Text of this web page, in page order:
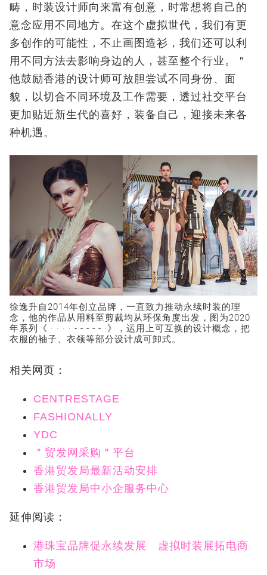
畴，时装设计师向来富有创意，时常想将自己的
意念应用不同地方。在这个虚拟世代，我们有更
多创作的可能性，不止画图造衫，我们还可以利
用不同方法去影响身边的人，甚至整个行业。＂
他鼓励香港的设计师可放胆尝试不同身份、面
貌，以切合不同环境及工作需要，透过社交平台
更加贴近新生代的喜好，装备自己，迎接未来各
种机遇。
徐逸升自2014年创立品牌，一直致力推动永续时装的理
念，他的作品从用料至剪裁均从环保角度出发，图为2020
年系列《 · · · · - - - - - ·》，运用上可互换的设计概念，把
衣服的袖子、衣领等部分设计成可卸式。
相关网页：
CENTRESTAGE
FASHIONALLY
YDC
＂贸发网采购＂平台
香港贸发局最新活动安排
香港贸发局中小企服务中心
延伸阅读：
港珠宝品牌促永续发展 虚拟时装展拓电商
市场